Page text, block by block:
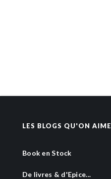
LES BLOGS QU'ON AIME
Book en Stock
De livres & d'Epice...